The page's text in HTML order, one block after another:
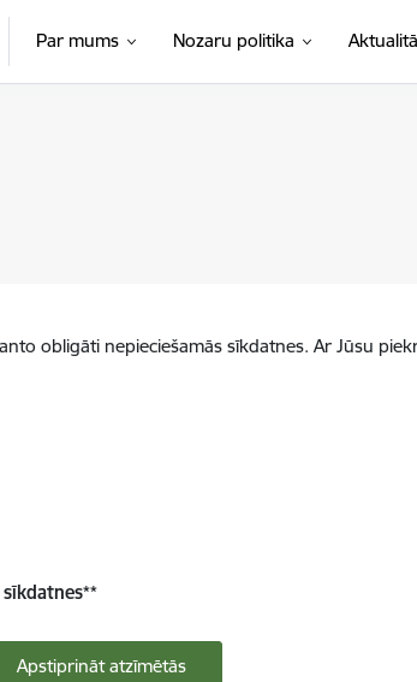
Par mums Nozaru politika
obligāti nepieciešamās sīkdatnes. Ar Jūsu
**
Apstiprināt atzīmētās